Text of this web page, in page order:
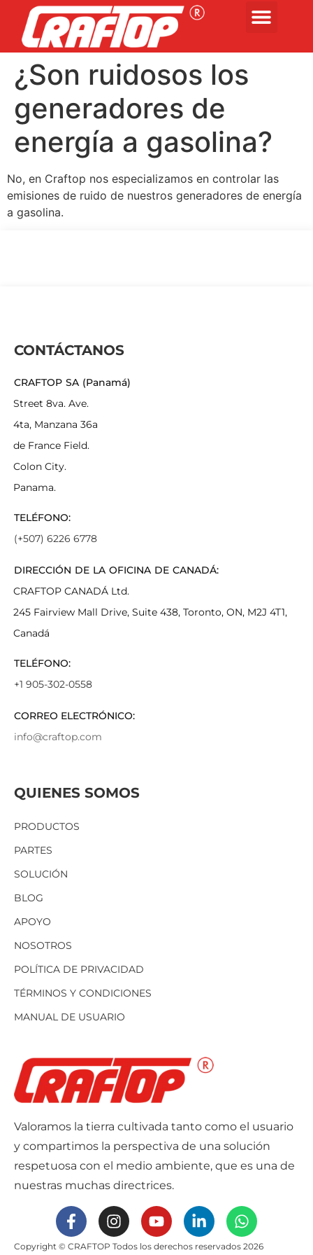
¿Son ruidosos los
generadores de
energía a gasolina?
No, en Craftop nos especializamos en controlar las
emisiones de ruido de nuestros generadores de energía
a gasolina.
Valoramos la tierra cultivada tanto como el usuario
y compartimos la perspectiva de una solución
respetuosa con el medio ambiente, que es una de
nuestras muchas directrices.
Copyright © CRAFTOP Todos los derechos reservados 2026
QUIENES SOMOS
PRODUCTOS
PARTES
SOLUCIÓN
BLOG
APOYO
NOSOTROS
POLÍTICA DE PRIVACIDAD
TÉRMINOS Y CONDICIONES
MANUAL DE USUARIO
CONTÁCTANOS
CRAFTOP SA (Panamá)
Street 8va. Ave.
4ta, Manzana 36a
de France Field.
Colon City.
Panama.
TELÉFONO:
(+507) 6226 6778
DIRECCIÓN DE LA OFICINA DE CANADÁ:
CRAFTOP CANADÁ Ltd.
245 Fairview Mall Drive, Suite 438, Toronto, ON, M2J 4T1,
Canadá
TELÉFONO:
+1 905-302-0558
CORREO ELECTRÓNICO:
info@craftop.com